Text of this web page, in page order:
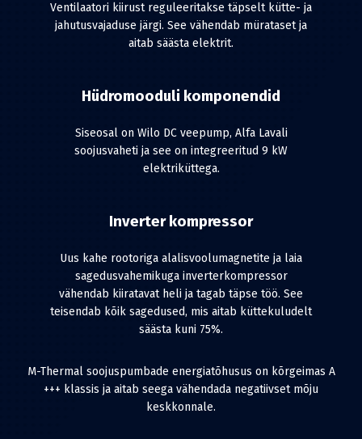
Ventilaatori kiirust reguleeritakse täpselt kütte- ja
jahutusvajaduse järgi. See vähendab mürataset ja
aitab säästa elektrit.
Hüdromooduli komponendid
Siseosal on Wilo DC veepump, Alfa Lavali
soojusvaheti ja see on integreeritud 9 kW
elektriküttega.
Inverter kompressor
Uus kahe rootoriga alalisvoolumagnetite ja laia
sagedusvahemikuga inverterkompressor
vähendab kiiratavat heli ja tagab täpse töö. See
teisendab kõik sagedused, mis aitab küttekuludelt
säästa kuni 75%.
M-Thermal soojuspumbade energiatõhusus on kõrgeimas A
+++ klassis ja aitab seega vähendada negatiivset mõju
keskkonnale.